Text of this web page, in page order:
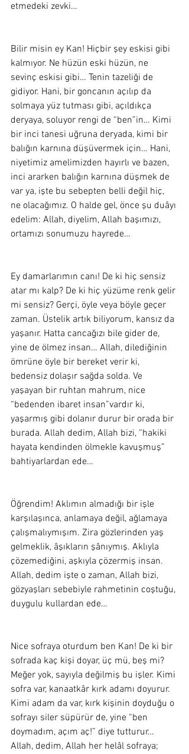
etmedeki zevki…
Bilir misin ey Kan! Hiçbir şey eskisi gibi
kalmıyor. Ne hüzün eski hüzün, ne
sevinç eskisi gibi… Tenin tazeliği de
gidiyor. Hani, bir goncanın açılıp da
solmaya yüz tutması gibi, açıldıkça
deryaya, soluyor rengi de “ben”in… Kimi
bir inci tanesi uğruna deryada, kimi bir
balığın karnına düşüvermek için… Hani,
niyetimiz amelimizden hayırlı ve bazen,
inci ararken balığın karnına düşmek de
var ya, işte bu sebepten belli değil hiç,
ne olacağımız. O halde gel, önce şu duâyı
edelim: Allah, diyelim, Allah başımızı,
ortamızı sonumuzu hayrede…
Ey damarlarımın canı! De ki hiç sensiz
atar mı kalp? De ki hiç yüzüme renk gelir
mi sensiz? Gerçi, öyle veya böyle geçer
zaman. Üstelik artık biliyorum, kansız da
yaşanır. Hatta cancağızı bile gider de,
yine de ölmez insan… Allah, dilediğinin
ömrüne öyle bir bereket verir ki,
bedensiz dolaşır sağda solda. Ve
yaşayan bir ruhtan mahrum, nice
“bedenden ibaret insan”vardır ki,
yaşarmış gibi dolanır durur bir orada bir
burada. Allah dedim, Allah bizi, “hakiki
hayata kendinden ölmekle kavuşmuş”
bahtiyarlardan ede…
Öğrendim! Aklımın almadığı bir işle
karşılaşınca, anlamaya değil, ağlamaya
çalışmalıymışım. Zira gözlerinden yaş
gelmeklik, âşıkların şânıymış. Aklıyla
çözemediğini, aşkıyla çözermiş insan.
Allah, dedim işte o zaman, Allah bizi,
gözyaşları sebebiyle rahmetinin coştuğu,
duygulu kullardan ede…
Nice sofraya oturdum ben Kan! De ki bir
sofrada kaç kişi doyar, üç mü, beş mi?
Meğer yok, sayıyla değilmiş bu işler. Kimi
sofra var, kanaatkâr kırk adamı doyurur.
Kimi adam da var, kırk kişinin doyduğu o
sofrayı siler süpürür de, yine “ben
doymadım, açım aç!” diye tutturur…
Allah, dedim, Allah her helâl sofraya;